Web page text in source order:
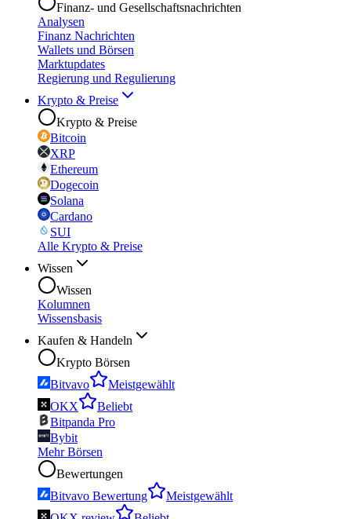
Finanz- und Gesellschaftsnachrichten
Analysen
Finanz Nachrichten
Wallets und Börsen
Marktupdates
Regierung und Regulierung
Krypto & Preise
Krypto & Preise
Bitcoin
XRP
Ethereum
Dogecoin
Solana
Cardano
SUI
Alle Krypto & Preise
Wissen
Wissen
Kolumnen
Wissensbasis
Kaufen & Handeln
Krypto Börsen
Bitvavo
Meistgewählt
OKX
Beliebt
Bitpanda Pro
Bybit
Mehr Börsen
Bewertungen
Bitvavo Bewertung
Meistgewählt